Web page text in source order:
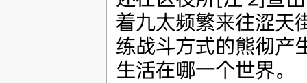
着九太频繁来往涩天
练战斗方式的熊彻产
生活在哪一个世界。